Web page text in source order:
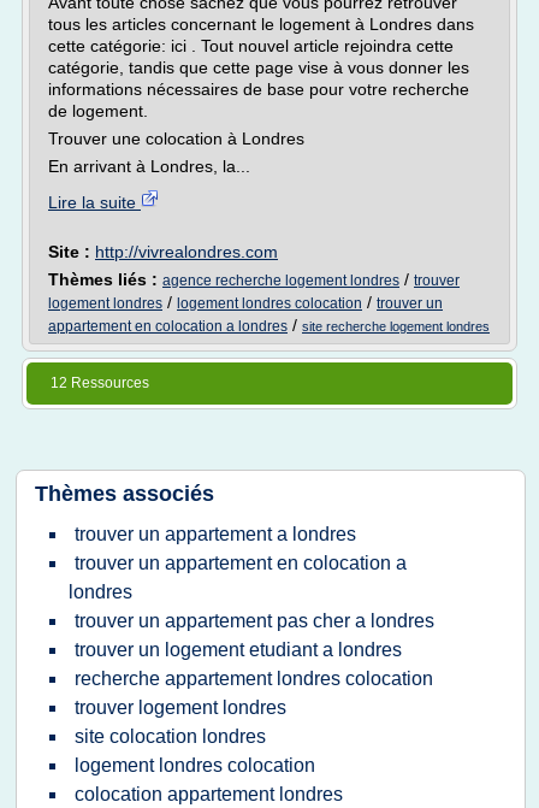
tous les articles concernant le logement à Londres dans
cette catégorie: ici . Tout nouvel article rejoindra cette
catégorie, tandis que cette page vise à vous donner les
informations nécessaires de base pour votre recherche
de logement.
Trouver une colocation à Londres
En arrivant à Londres, la...
Lire la suite
Site : http://vivrealondres.com
Thèmes liés : agence recherche logement londres / trouver
logement londres / logement londres colocation / trouver un
appartement en colocation a londres / site recherche logement londres
12 Ressources
Thèmes associés
trouver un appartement a londres
trouver un appartement en colocation a
londres
trouver un appartement pas cher a londres
trouver un logement etudiant a londres
recherche appartement londres colocation
trouver logement londres
site colocation londres
logement londres colocation
colocation appartement londres